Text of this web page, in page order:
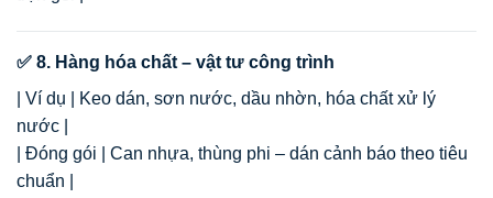
✅ 8. Hàng hóa chất – vật tư công trình
| Ví dụ | Keo dán, sơn nước, dầu nhờn, hóa chất xử lý
nước |
| Đóng gói | Can nhựa, thùng phi – dán cảnh báo theo tiêu
chuẩn |